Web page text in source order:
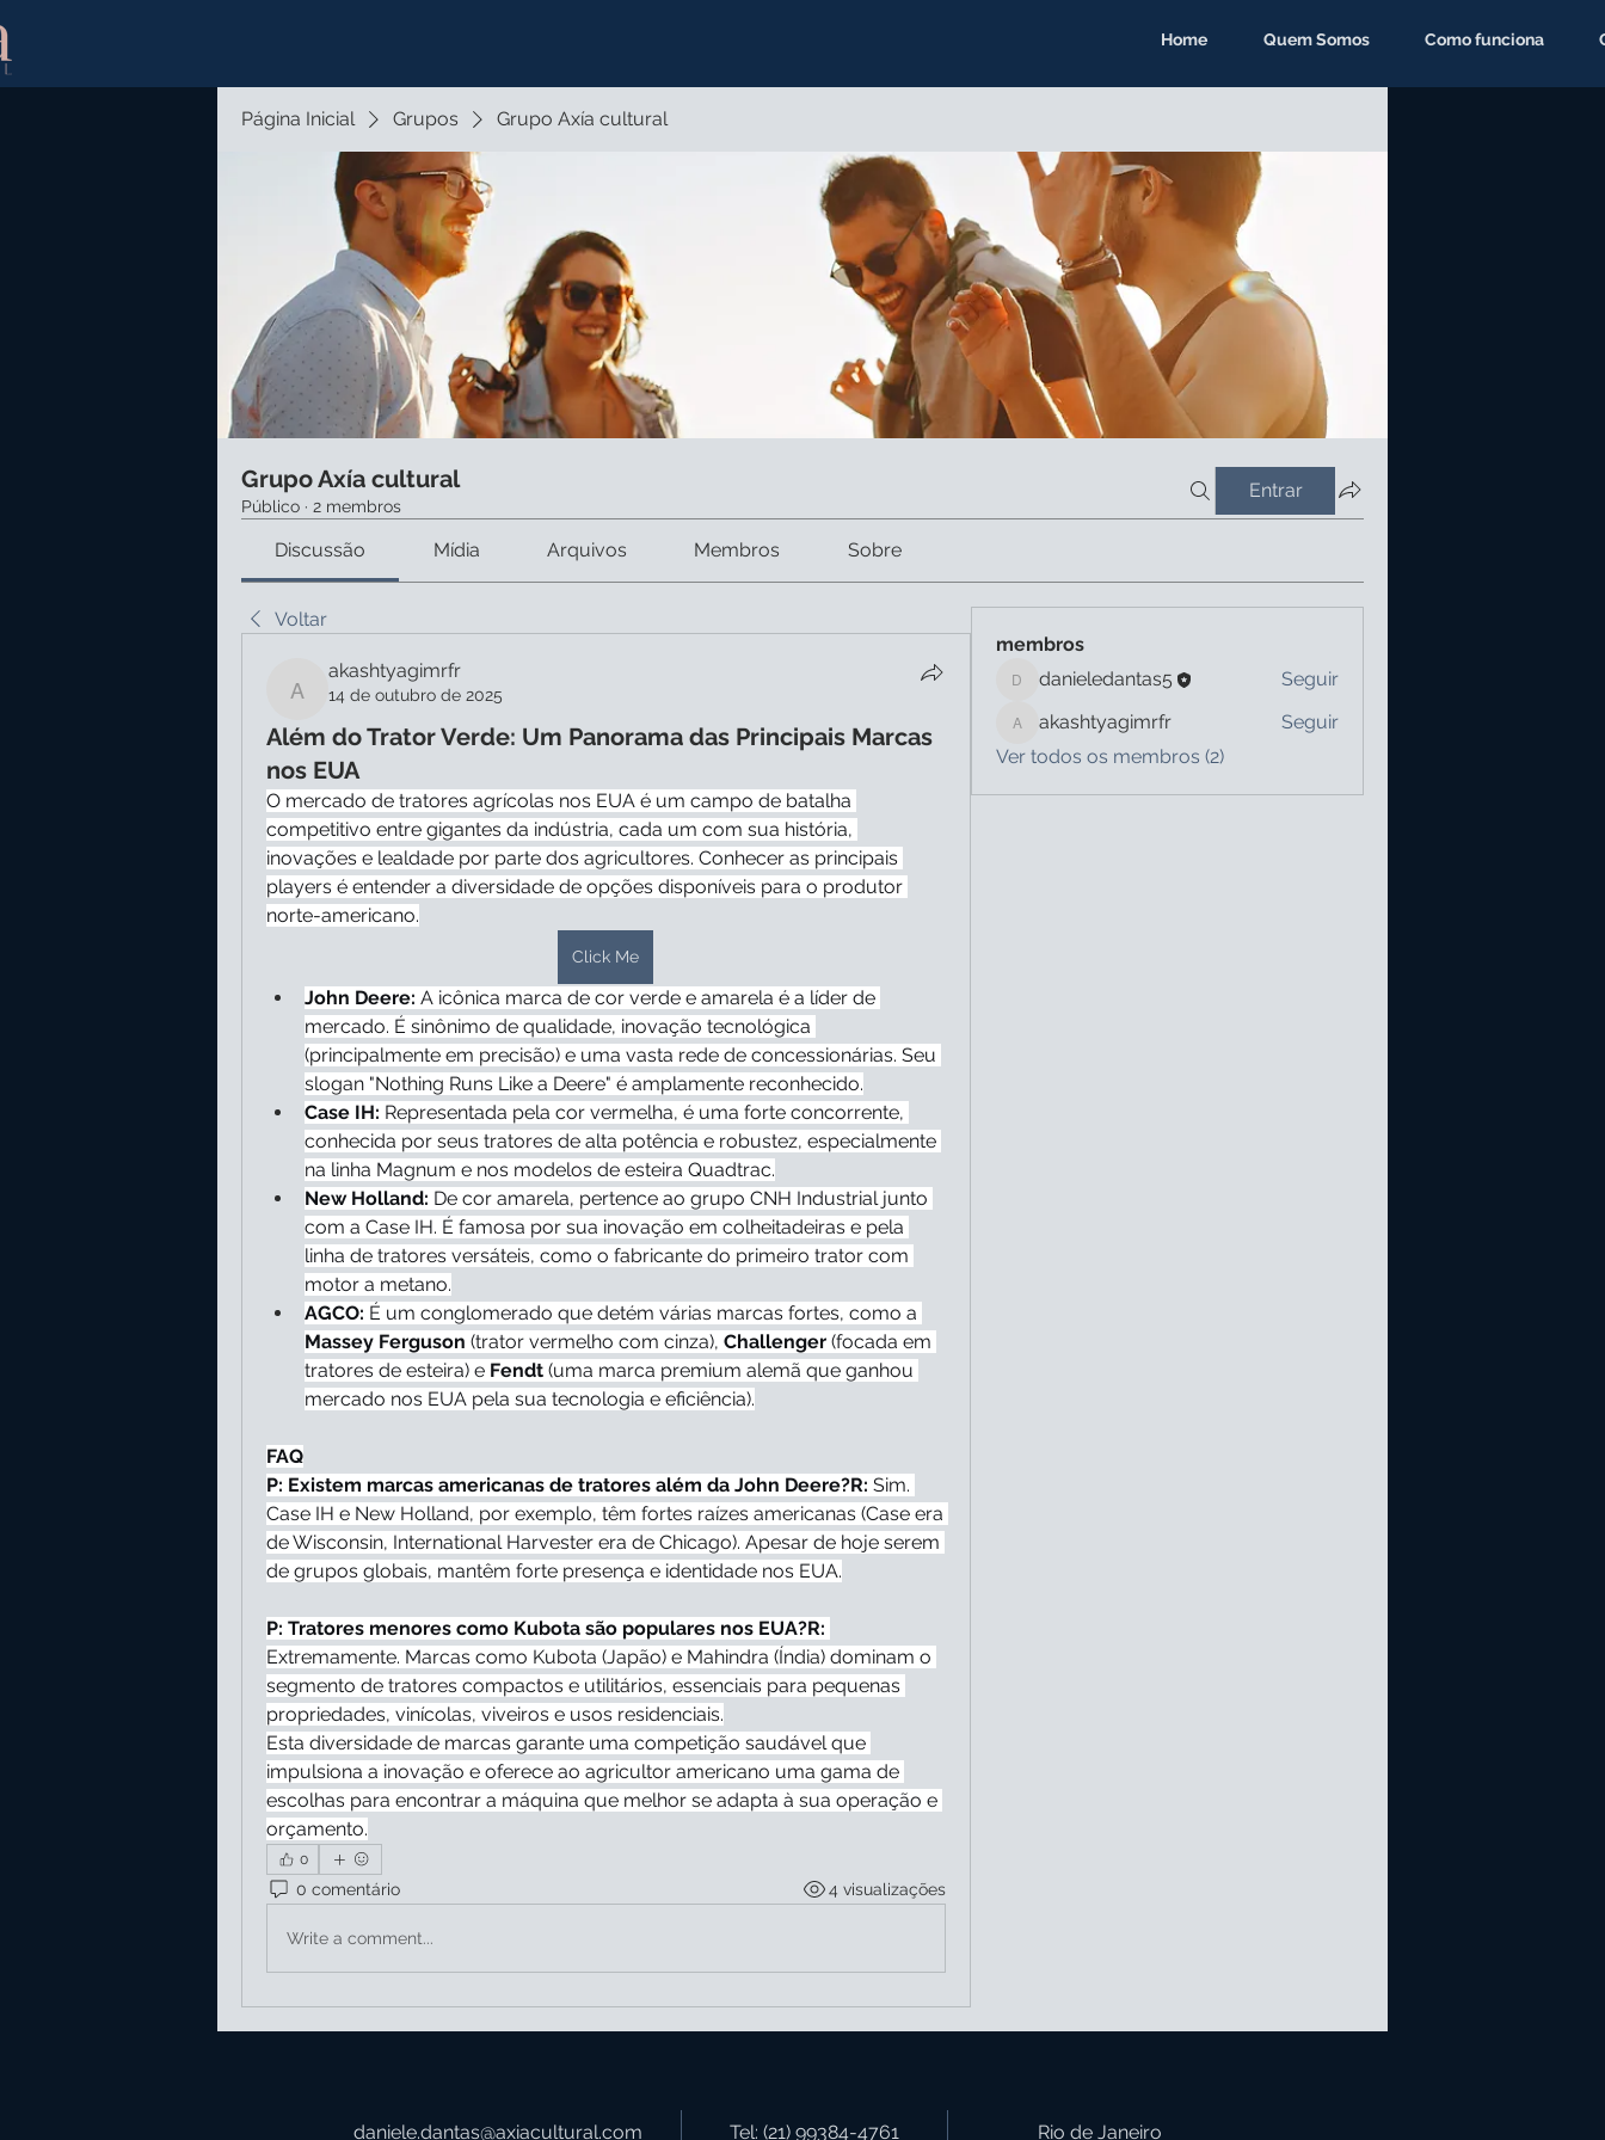
Home Quem Somos Como funciona
Página Inicial Grupos Grupo Axía cultural
Grupo Axía cultural
Público · 2 membros
Entrar
Discussão Mídia Arquivos Membros Sobre
Voltar
akashtyagimrfr
akashtyagimrfr
14 de outubro de 2025
Além do Trator Verde: Um Panorama das Principais Marcas
nos EUA
O mercado de tratores agrícolas nos EUA é um campo de batalha
competitivo entre gigantes da indústria, cada um com sua história,
inovações e lealdade por parte dos agricultores. Conhecer as principais
players é entender a diversidade de opções disponíveis para o produtor
norte-americano.
Click Me
John Deere: A icônica marca de cor verde e amarela é a líder de
mercado. É sinônimo de qualidade, inovação tecnológica
(principalmente em precisão) e uma vasta rede de concessionárias. Seu
slogan "Nothing Runs Like a Deere" é amplamente reconhecido.
Case IH: Representada pela cor vermelha, é uma forte concorrente,
conhecida por seus tratores de alta potência e robustez, especialmente
na linha Magnum e nos modelos de esteira Quadtrac.
New Holland: De cor amarela, pertence ao grupo CNH Industrial junto
com a Case IH. É famosa por sua inovação em colheitadeiras e pela
linha de tratores versáteis, como o fabricante do primeiro trator com
motor a metano.
AGCO:
Massey Ferguson (trator vermelho com cinza), Challenger (focada em
tratores de esteira) e Fendt (uma marca premium alemã que ganhou
mercado nos EUA pela sua tecnologia e eficiência).
FAQ
P: Existem marcas americanas de tratores além da John Deere?R: Sim.
Case IH e New Holland, por exemplo, têm fortes raízes americanas (Case era
de Wisconsin, International Harvester era de Chicago). Apesar de hoje serem
de grupos globais, mantêm forte presença e identidade nos EUA.
P: Tratores menores como Kubota são populares nos EUA?R:
Extremamente. Marcas como Kubota (Japão) e Mahindra (Índia) dominam o
segmento de tratores compactos e utilitários, essenciais para pequenas
propriedades, vinícolas, viveiros e usos residenciais.
Esta diversidade de marcas garante uma competição saudável que
impulsiona a inovação e oferece ao agricultor americano uma gama de
escolhas para encontrar a máquina que melhor se adapta à sua operação e
orçamento.
0
0 comentário 4 visualizações
Write a comment...
membros
danieledantas5
danieledantas5 Seguir
akashtyagimrfr
akashtyagimrfr
Seguir
Ver todos os membros (2)
daniele.dantas@axiacultural.com Tel: (21) 99384-4761 Rio de Janeiro